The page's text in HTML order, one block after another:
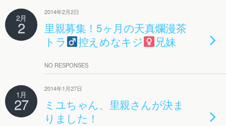
2月
2
2014年2月2日
里親募集！5ヶ月の天真爛漫茶
トラ
控えめなキジ 兄妹
NO RESPONSES
1月
27
2014年1月27日
ミユちゃん、里親さんが決ま
りました！